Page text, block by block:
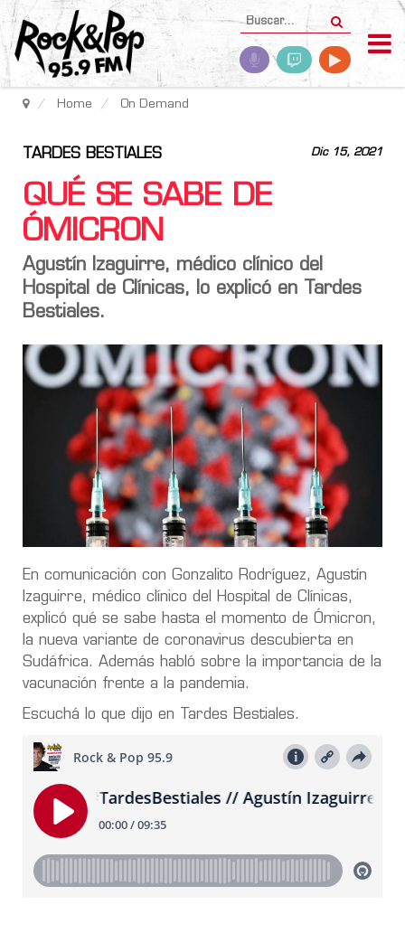
Home On Demand
Dic 15, 2021
TARDES BESTIALES
QUÉ SE SABE DE
ÓMICRON
Agustín Izaguirre, médico clínico del
Hospital de Clínicas, lo explicó en Tardes
Bestiales.
En comunicación con Gonzalito Rodríguez, Agustín
Izaguirre, médico clínico del Hospital de Clínicas,
explicó qué se sabe hasta el momento de Ómicron,
la nueva variante de coronavirus descubierta en
Sudáfrica. Además habló sobre la importancia de la
vacunación frente a la pandemia.
Escuchá lo que dijo en Tardes Bestiales.